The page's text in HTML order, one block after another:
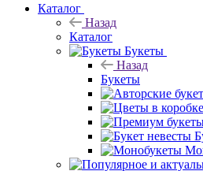
Каталог
Назад
Каталог
Букеты
Назад
Букеты